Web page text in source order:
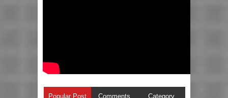
Popular Post Comments Category